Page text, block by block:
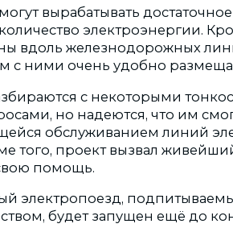
вырабатывать
электроэнергии.
вдоль железнодорожных
с ними очень удобно
с некоторыми
но надеются, что им
обслуживанием линий
того, проект вызвал
помощь.
электропоезд,
будет запущен ещё до